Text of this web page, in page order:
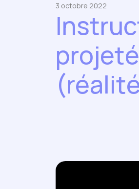
3 octobre 2022